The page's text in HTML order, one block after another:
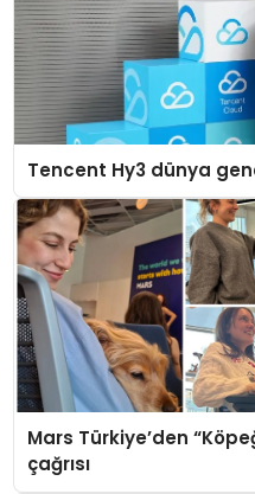
Tencent Hy3 dünya
Mars Türkiye’den
çağrısı